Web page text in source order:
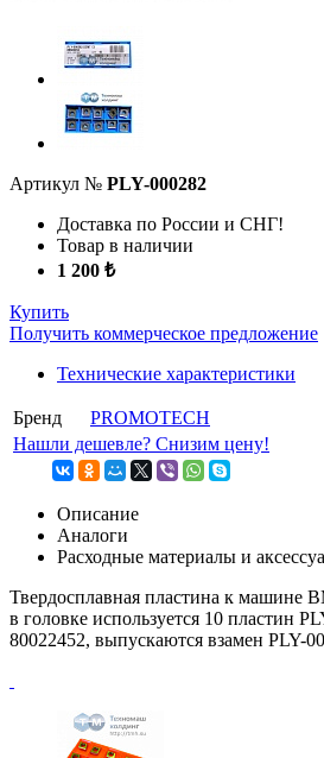
Артикул № PLY-000282
Доставка по России и СНГ!
Товар в наличии
1 200 ₺
Купить
Получить коммерческое предложение
Технические характеристики
Бренд
PROMOTECH
Нашли дешевле? Снизим цену!
Описание
Аналоги
Расходные материалы и
Твердосплавная пластина к машине
в головке используется 10 пластин
80022452, выпускаются взамен PLY-